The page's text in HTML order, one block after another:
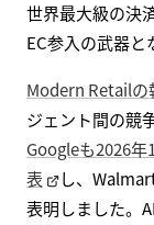
世界最大級の決
EC参入の武器と
Modern Retailの
ジェント間の競
Googleも2026
表
し、
表明しました。